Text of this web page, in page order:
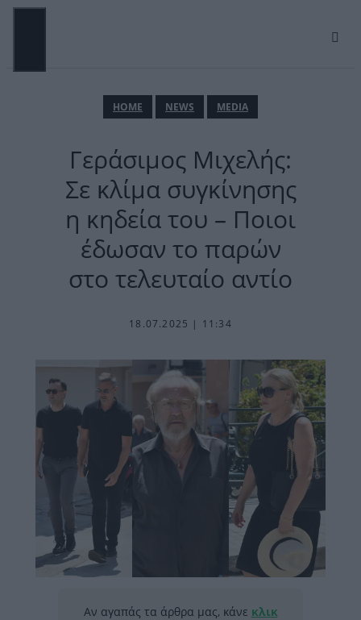
Μετάβαση
ΗΟΜΕ NEWS MEDIA
Γεράσιμος Μιχελής:
Σε κλίμα συγκίνησης
η κηδεία του – Ποιοι
έδωσαν το παρών
στο τελευταίο αντίο
18.07.2025 | 11:34
Αν αγαπάς τα άρθρα μας, κάνε κλικ